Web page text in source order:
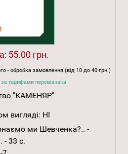
55.00 грн.
- обробка замовлення (від 10 до 40 грн.)
тарифами перевізника
"КАМЕНЯР"
вигляді: НІ
ми Шевченка?.. -
- 33 с.